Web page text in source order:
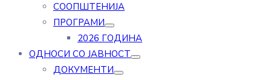
СООПШТЕНИЈА
ПРОГРАМИ
2026 ГОДИНА
ОДНОСИ СО ЈАВНОСТ
ДОКУМЕНТИ